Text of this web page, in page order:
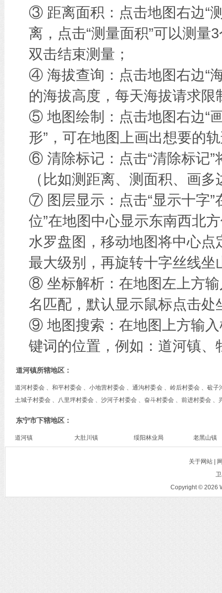
③ 距离面积：点击地图右边“
离，点击“测量面积”可以测量
双击结束测量；
④ 海拔查询：点击地图右边“
的海拔高度，每天海拔请求
⑤ 地图绘制：点击地图右边“画
形”，可在地图上画出想要的
⑥ 清除标记：点击“清除标记
（比如测距离、测面积、画多
⑦ 图层显示：点击“显示十字”
位”在地图中心显示东南西北
水罗盘图，移动地图将中心
最大级别，再旋转十字丝线坐
⑧ 坐标解析：在地图左上方
名匹配，默认显示鼠标点击处
⑨ 地图搜索：在地图上方输
键词的位置，例如：道河镇、
道河镇所辖地区：
道河村委会 、和平村委会 、小地营村委会 、通沟村委会 、岭后村委会 、砬
土城子村委会 、八里坪村委会 、沙河子村委会 、奋斗村委会 、前进村委会 、
东宁市下辖地区：
道河镇 大肚川镇 绥阳林业局 老黑山镇
关于网站 |
Copyright © 2026